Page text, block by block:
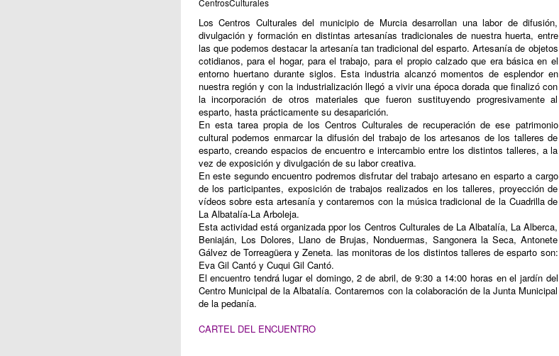
CentrosCulturales
Los Centros Culturales del municipio de Murcia desarrollan una labor de difusión,
divulgación y formación en distintas artesanías tradicionales de nuestra huerta, entre
las que podemos destacar la artesanía tan tradicional del esparto. Artesanía de objetos
cotidianos, para el hogar, para el trabajo, para el propio calzado que era básica en el
entorno huertano durante siglos. Esta industria alcanzó momentos de esplendor en
nuestra región y con la industrialización llegó a vivir una época dorada que finalizó con
la incorporación de otros materiales que fueron sustituyendo progresivamente al
esparto, hasta prácticamente su desaparición.
En esta tarea propia de los Centros Culturales de recuperación de ese patrimonio
cultural podemos enmarcar la difusión del trabajo de los artesanos de los talleres de
esparto, creando espacios de encuentro e intercambio entre los distintos talleres, a la
vez de exposición y divulgación de su labor creativa.
En este segundo encuentro podremos disfrutar del trabajo artesano en esparto a cargo
de los participantes, exposición de trabajos realizados en los talleres, proyección de
vídeos sobre esta artesanía y contaremos con la música tradicional de la Cuadrilla de
La Albatalía-La Arboleja.
Esta actividad está organizada ppor los Centros Culturales de La Albatalía, La Alberca,
Beniaján, Los Dolores, Llano de Brujas, Nonduermas, Sangonera la Seca, Antonete
Gálvez de Torreagüera y Zeneta. las monitoras de los distintos talleres de esparto son:
Eva Gil Cantó y Cuqui Gil Cantó.
El encuentro tendrá lugar el domingo, 2 de abril, de 9:30 a 14:00 horas en el jardín del
Centro Municipal de la Albatalía. Contaremos con la colaboración de la Junta Municipal
de la pedanía.
CARTEL DEL ENCUENTRO